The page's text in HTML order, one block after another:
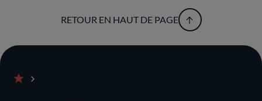
RETOUR EN HAUT DE PAGE